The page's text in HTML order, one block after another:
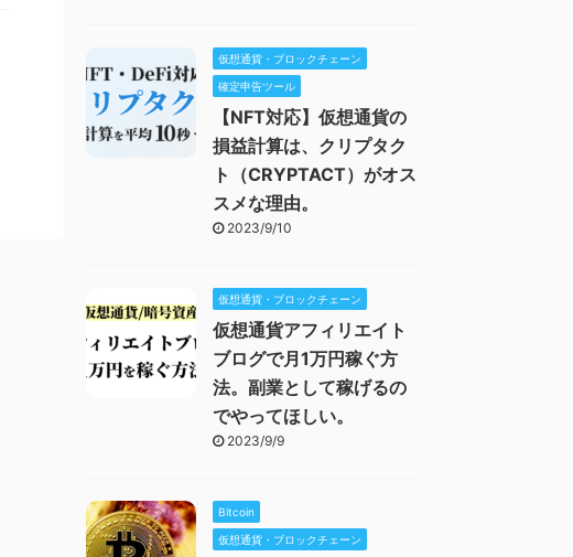
仮想通貨・ブロックチェーン
確定申告ツール
【NFT対応】仮想通貨の
損益計算は、クリプタク
ト（CRYPTACT）がオス
スメな理由。
2023/9/10
仮想通貨・ブロックチェーン
仮想通貨アフィリエイト
ブログで月1万円稼ぐ方
法。副業として稼げるの
でやってほしい。
2023/9/9
Bitcoin
仮想通貨・ブロックチェーン